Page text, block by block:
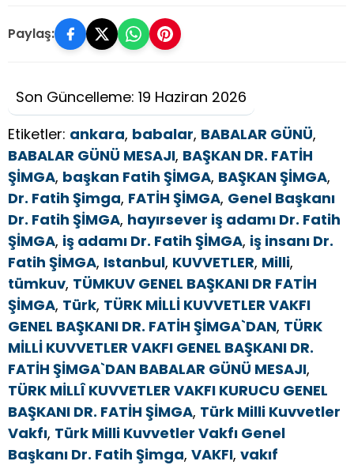
Paylaş:
Son Güncelleme: 19 Haziran 2026
Etiketler: ankara, babalar, BABALAR GÜNÜ,
BABALAR GÜNÜ MESAJI, BAŞKAN DR. FATİH
ŞİMGA, başkan Fatih ŞİMGA, BAŞKAN ŞİMGA,
Dr. Fatih Şimga, FATİH ŞİMGA, Genel Başkanı
Dr. Fatih ŞİMGA, hayırsever iş adamı Dr. Fatih
ŞİMGA, iş adamı Dr. Fatih ŞİMGA, iş insanı Dr.
Fatih ŞİMGA, Istanbul, KUVVETLER, Milli,
tümkuv, TÜMKUV GENEL BAŞKANI DR FATİH
ŞİMGA, Türk, TÜRK MİLLİ KUVVETLER VAKFI
GENEL BAŞKANI DR. FATİH ŞİMGA`DAN, TÜRK
MİLLİ KUVVETLER VAKFI GENEL BAŞKANI DR.
FATİH ŞİMGA`DAN BABALAR GÜNÜ MESAJI,
TÜRK MİLLÎ KUVVETLER VAKFI KURUCU GENEL
BAŞKANI DR. FATİH ŞİMGA, Türk Milli Kuvvetler
Vakfı, Türk Milli Kuvvetler Vakfı Genel
Başkanı Dr. Fatih Şimga, VAKFI, vakıf